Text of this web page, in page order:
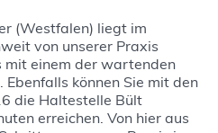
(Westfalen) liegt im
von unserer Praxis
mit einem der wartenden
können Sie mit den
die Haltestelle Bült
erreichen. Von hier aus